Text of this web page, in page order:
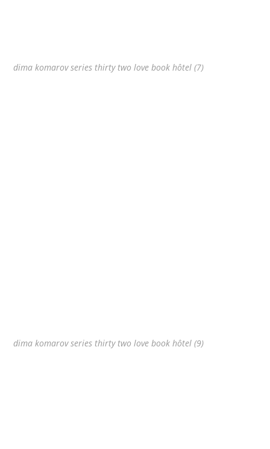
dima komarov series thirty two love book hôtel (7)
dima komarov series thirty two love book hôtel (9)